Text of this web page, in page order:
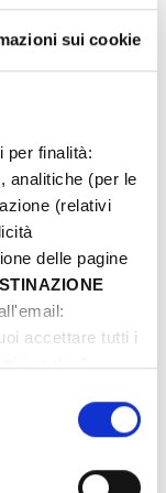
sui cookie
per finalità:
analitiche (per le
(relativi
delle pagine
accettare tutti i
i cookie”,
dati potranno
e curiosità
con la
cerca un
e lasciarsi
con